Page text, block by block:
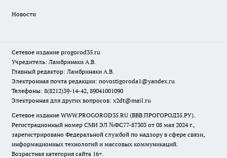
Новости
Сетевое издание progorod35.ru
Учредитель: Ламбринаки А.В.
Главный редактор: Ламбринаки А.В.
Электронная почта редакции: novostigoroda1@yandex.ru
Телефоны: 8(8212)39-14-42, 89041001090
Электронная для других вопросов: x2dt@mail.ru
Сетевое издание WWW.PROGOROD35.RU (ВВВ.ПРОГОРОД35.РУ).
Регистрационный номер СМИ ЭЛ №ФС77-87303 от 08 мая 2024 г.,
зарегистрировано Федеральной службой по надзору в сфере связи,
информационных технологий и массовых коммуникаций.
Возрастная категория сайта 16+.